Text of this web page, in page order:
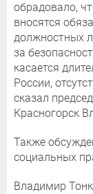
обрадовало,
вносятся
должностных
за
касается
России,
сказал
Красногорск
Также
социальных
Владимир